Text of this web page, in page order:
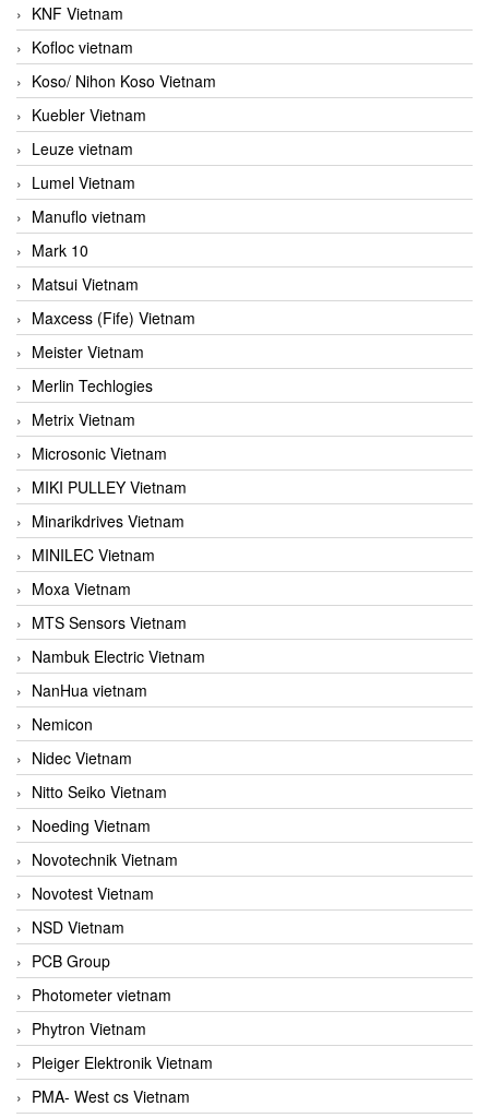
KNF Vietnam
Kofloc vietnam
Koso/ Nihon Koso Vietnam
Kuebler Vietnam
Leuze vietnam
Lumel Vietnam
Manuflo vietnam
Mark 10
Matsui Vietnam
Maxcess (Fife) Vietnam
Meister Vietnam
Merlin Techlogies
Metrix Vietnam
Microsonic Vietnam
MIKI PULLEY Vietnam
Minarikdrives Vietnam
MINILEC Vietnam
Moxa Vietnam
MTS Sensors Vietnam
Nambuk Electric Vietnam
NanHua vietnam
Nemicon
Nidec Vietnam
Nitto Seiko Vietnam
Noeding Vietnam
Novotechnik Vietnam
Novotest Vietnam
NSD Vietnam
PCB Group
Photometer vietnam
Phytron Vietnam
Pleiger Elektronik Vietnam
PMA- West cs Vietnam